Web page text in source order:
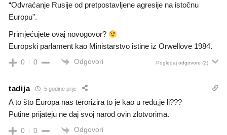
“Odvraćanje Rusije od pretpostavljene agresije na istočnu
Europu”.
Primjećujete ovaj novogovor?
Europski parlament kao Ministarstvo istine iz Orwellove 1984.
0 0 Odgovori Pogledaj odgovore (2)
tadija 5 godine prije
A to što Europa nas terorizira to je kao u redu,je li???
Putine prijateju ne daj svoj narod ovin zlotvorima.
0 0 Odgovori